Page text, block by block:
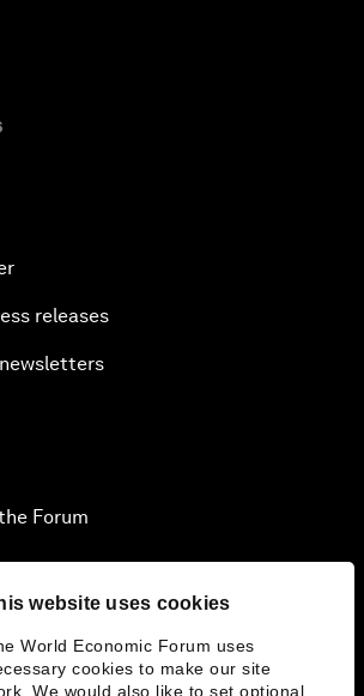
website uses cookies
World Economic Forum uses
cookies to make our site
We would also like to set optional
releases
Forum